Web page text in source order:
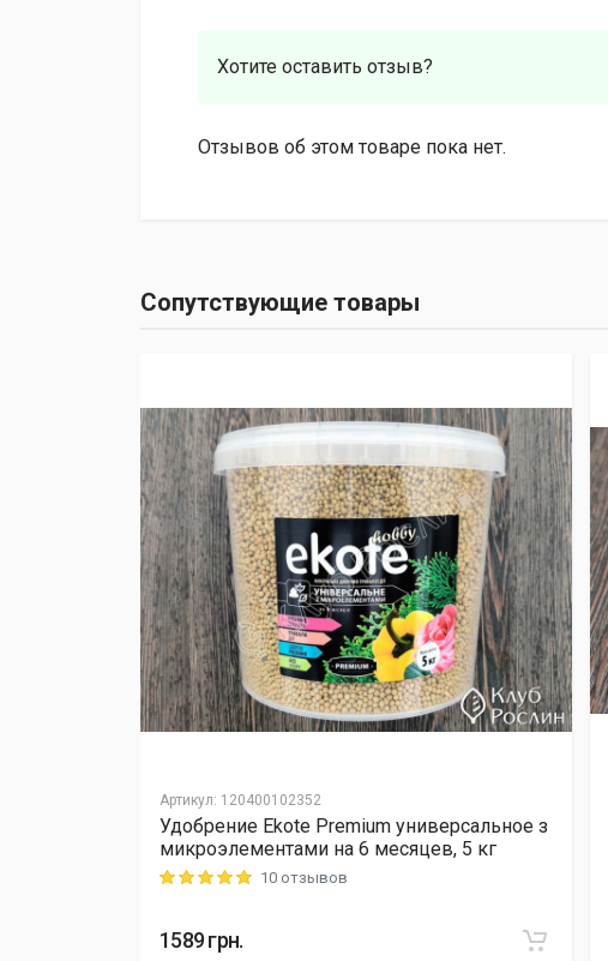
Хотите оставить отзыв?
Отзывов об этом товаре пока нет.
Сопутствующие товары
Артикул: 120400102352
Удобрение Ekote Premium универсальное з
микроэлементами на 6 месяцев, 5 кг
Rating: 5 out of 510 отзывов
1589грн.